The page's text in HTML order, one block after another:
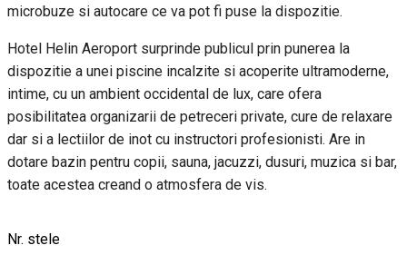
microbuze si autocare ce va pot fi puse la dispozitie.
Hotel Helin Aeroport surprinde publicul prin punerea la
dispozitie a unei piscine incalzite si acoperite ultramoderne,
intime, cu un ambient occidental de lux, care ofera
posibilitatea organizarii de petreceri private, cure de relaxare
dar si a lectiilor de inot cu instructori profesionisti. Are in
dotare bazin pentru copii, sauna, jacuzzi, dusuri, muzica si bar,
toate acestea creand o atmosfera de vis.
Nr. stele